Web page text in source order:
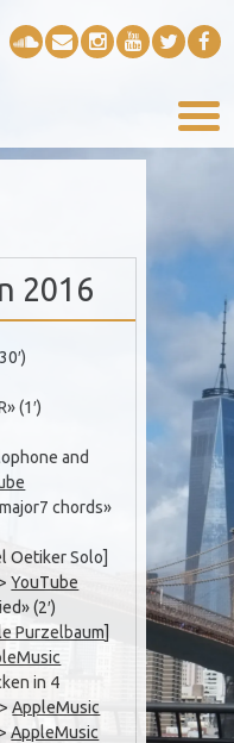
2016
(1′)
and
chords»
Oetiker Solo]
YouTube
(2′)
Purzelbaum]
in 4
AppleMusic
AppleMusic